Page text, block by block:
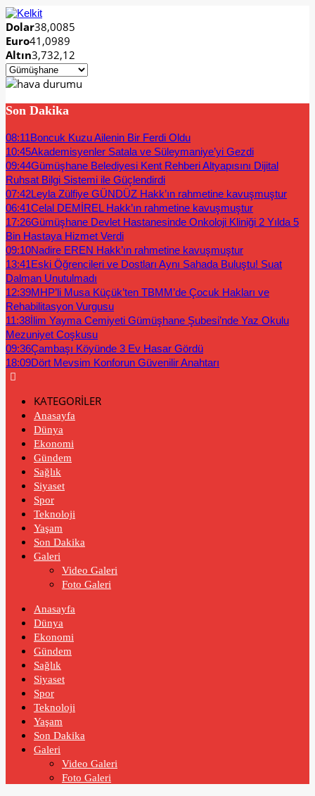
Dolar38,0085
Euro41,0989
Altın3,732,12
Son Dakika
08:11Boncuk Kuzu Ailenin Bir Ferdi Oldu
10:45Akademisyenler Satala ve Süleymaniye’yi Gezdi
09:44Gümüşhane Belediyesi Kent Rehberi Altyapısını Dijital
Ruhsat Bilgi Sistemi ile Güçlendirdi
07:42Leyla Zülfiye GÜNDÜZ Hakk’ın rahmetine kavuşmuştur
06:41Celal DEMİREL Hakk’ın rahmetine kavuşmuştur
17:26Gümüşhane Devlet Hastanesinde Onkoloji Kliniği 2 Yılda 5
Bin Hastaya Hizmet Verdi
09:10Nadire EREN Hakk’ın rahmetine kavuşmuştur
13:41Eski Öğrencileri ve Dostları Aynı Sahada Buluştu! Suat
Dalman Unutulmadı
12:39MHP’li Musa Küçük’ten TBMM’de Çocuk Hakları ve
Rehabilitasyon Vurgusu
11:38İlim Yayma Cemiyeti Gümüşhane Şubesi’nde Yaz Okulu
Mezuniyet Coşkusu
09:36Çambaşı Köyünde 3 Ev Hasar Gördü
18:09Dört Mevsim Konforun Güvenilir Anahtarı
KATEGORİLER
Anasayfa
Dünya
Ekonomi
Gündem
Sağlık
Siyaset
Spor
Teknoloji
Yaşam
Son Dakika
Galeri
Video Galeri
Foto Galeri
Anasayfa
Dünya
Ekonomi
Gündem
Sağlık
Siyaset
Spor
Teknoloji
Yaşam
Son Dakika
Galeri
Video Galeri
Foto Galeri